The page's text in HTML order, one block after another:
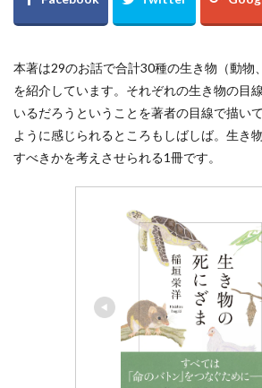
本著は29のお話で合計30種の生き物（動物
を紹介しています。それぞれの生き物の目
いるだろうということを著者の目線で描い
ように感じられるところもしばしば。生き
すべきかを考えさせられる1冊です。